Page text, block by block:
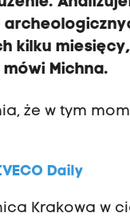
kilku
Michna.
że w tym
Daily
Krakowa w